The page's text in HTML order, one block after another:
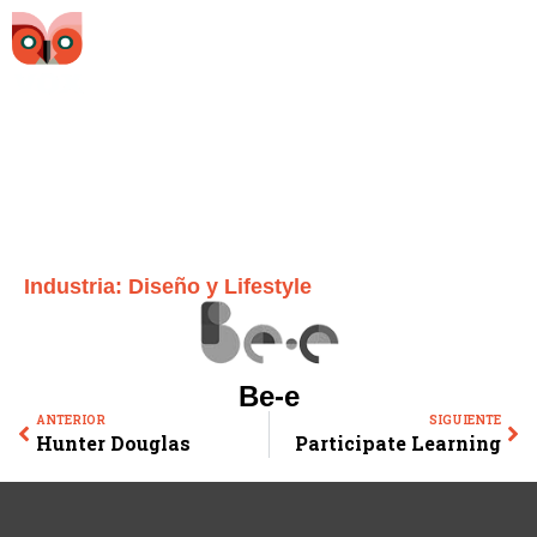
Industria: Diseño y Lifestyle
Be-e
ANTERIOR
Hunter Douglas
SIGUIENTE
Participate Learning